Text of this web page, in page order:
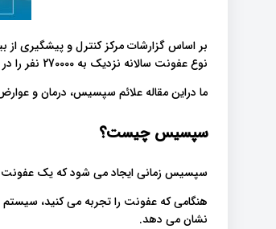
نوع عفونت سالانه نزدیک به 270000 نفر را در ایالات متحده می کشد.
ما دراین مقاله علائم سپسیس، درمان و
سپسیس چیست؟
سپسیس زمانی ایجاد می شود که یک
هنگامی که عفونت را تجربه می کنید، سیستم
نشان می دهد.